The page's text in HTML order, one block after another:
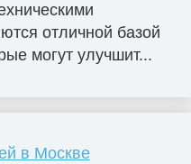
отличной базой
могут улучшит...
в Москве